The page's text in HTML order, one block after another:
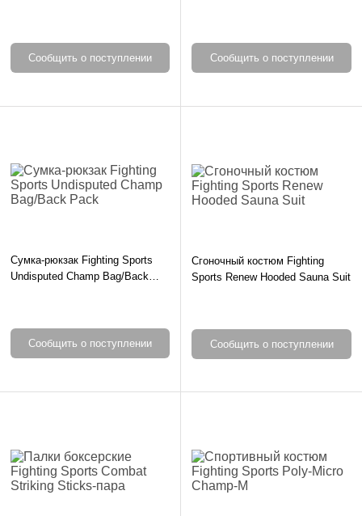
Сообщить о поступлении Сообщить о поступлении
Сумка-рюкзак Fighting Sports
Undisputed Champ Bag/Back
Сообщить о поступлении
Сгоночный костюм Fighting
Sports Renew Hooded Sauna Suit
Сообщить о поступлении